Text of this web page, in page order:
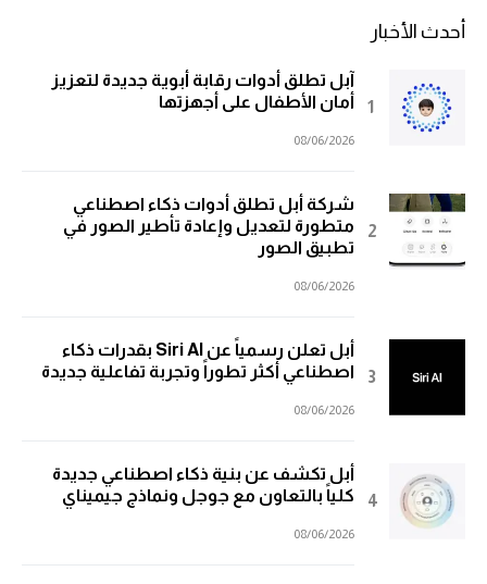
أحدث الأخبار
آبل تطلق أدوات رقابة أبوية جديدة لتعزيز
أمان الأطفال على أجهزتها
08/06/2026
شركة أبل تطلق أدوات ذكاء اصطناعي
متطورة لتعديل وإعادة تأطير الصور في
تطبيق الصور
08/06/2026
أبل تعلن رسمياً عن Siri AI بقدرات ذكاء
اصطناعي أكثر تطوراً وتجربة تفاعلية جديدة
08/06/2026
أبل تكشف عن بنية ذكاء اصطناعي جديدة
كلياً بالتعاون مع جوجل ونماذج جيميناي
08/06/2026